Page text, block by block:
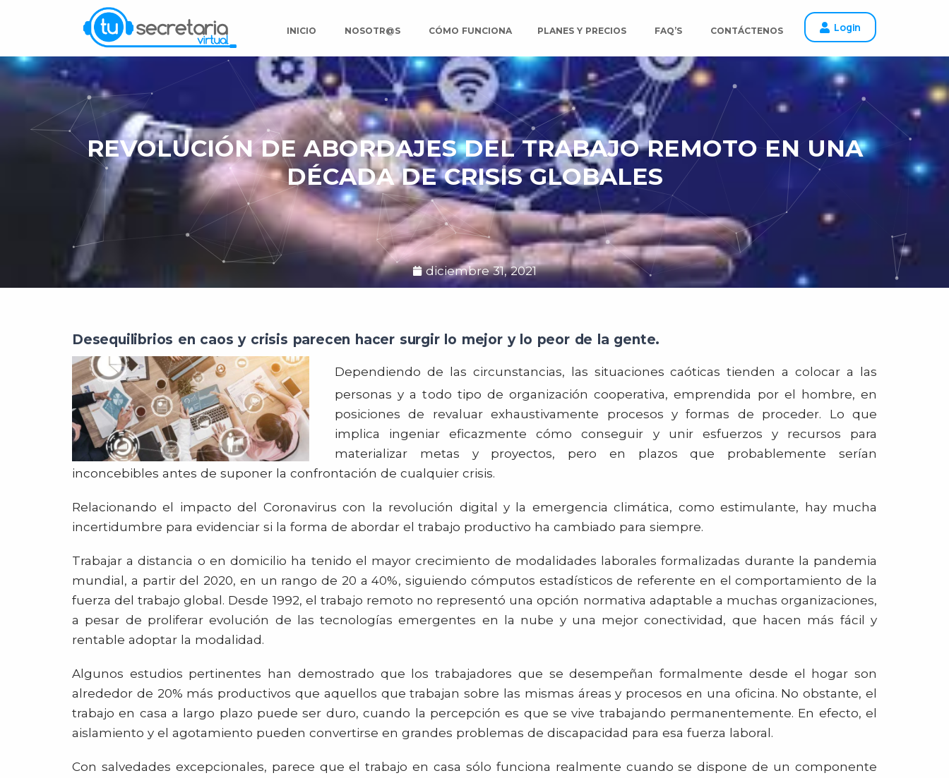
INICIO NOSOTR@S CÓMO FUNCIONA PLANES Y PRECIOS FAQ’S CONTÁCTENOS Login
REVOLUCIÓN DE ABORDAJES DEL TRABAJO REMOTO EN UNA
DÉCADA DE CRISIS GLOBALES
diciembre 31, 2021
Desequilibrios en caos y crisis parecen hacer surgir lo mejor y lo peor de la gente.
Dependiendo de las circunstancias, las situaciones caóticas tienden a colocar a las
personas y a todo tipo de organización cooperativa, emprendida por el hombre, en
posiciones de revaluar exhaustivamente procesos y formas de proceder. Lo que
implica ingeniar eficazmente cómo conseguir y unir esfuerzos y recursos para
materializar metas y proyectos, pero en plazos que probablemente serían
inconcebibles antes de suponer la confrontación de cualquier crisis.
Relacionando el impacto del Coronavirus con la revolución digital y la emergencia climática, como estimulante, hay mucha
incertidumbre para evidenciar si la forma de abordar el trabajo productivo ha cambiado para siempre.
Trabajar a distancia o en domicilio ha tenido el mayor crecimiento de modalidades laborales formalizadas durante la pandemia
mundial, a partir del 2020, en un rango de 20 a 40%, siguiendo cómputos estadísticos de referente en el comportamiento de la
fuerza del trabajo global. Desde 1992, el trabajo remoto no representó una opción normativa adaptable a muchas organizaciones,
a pesar de proliferar evolución de las tecnologías emergentes en la nube y una mejor conectividad, que hacen más fácil y
rentable adoptar la modalidad.
Algunos estudios pertinentes han demostrado que los trabajadores que se desempeñan formalmente desde el hogar son
alrededor de 20% más productivos que aquellos que trabajan sobre las mismas áreas y procesos en una oficina. No obstante, el
trabajo en casa a largo plazo puede ser duro, cuando la percepción es que se vive trabajando permanentemente. En efecto, el
aislamiento y el agotamiento pueden convertirse en grandes problemas de discapacidad para esa fuerza laboral.
Con salvedades excepcionales, parece que el trabajo en casa sólo funciona realmente cuando se dispone de un componente